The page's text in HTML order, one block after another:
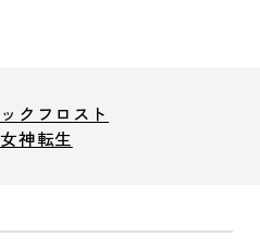
クフロスト
神転生